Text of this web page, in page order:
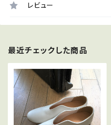
レビュー
最近チェックした商品